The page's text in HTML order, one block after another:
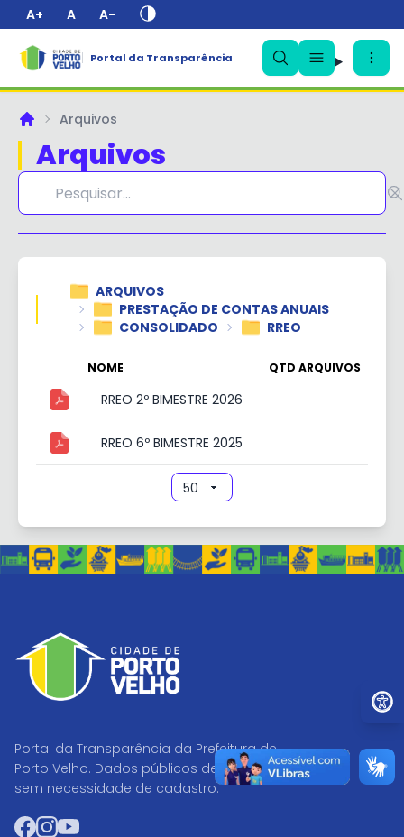
A+ A A-
Portal da Transparência
PrincipalArquivos
Arquivos
ARQUIVOS
PRESTAÇÃO DE CONTAS ANUAIS
CONSOLIDADO
RREO
NOME QTD ARQUIVOS
RREO 2º BIMESTRE 2026
RREO 6º BIMESTRE 2025
Portal da Transparência da Prefeitura de
Porto Velho. Dados públicos de acesso livre,
sem necessidade de cadastro.
Facebook
Instagram
YouTube
✕
Ir